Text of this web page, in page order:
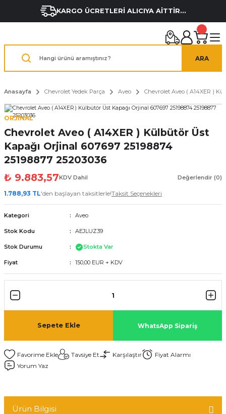
KARGO ÜCRETLERİ ALICIYA AİTTİR...
ARA
Anasayfa Chevrolet Yedek Parça Aveo Chevrolet Aveo ( A14XER )
ORJİNAL
Chevrolet Aveo ( A14XER ) Külbütör Üst
Kapağı Orjinal 607697 25198874
25198877 25203036
₺ 9.883,57KDV Dahil Değerlendir (0)
1.788,93 TL'den başlayan taksitlerle!Taksit Seçenekleri
Kategori Aveo
Stok Kodu AEJLUZ39
Stok Durumu Stokta Var
Fiyat 150,00 EUR + KDV
Sepete Ekle WhatsApp Sipariş
Tavsiye Et Karşılaştır
Fiyat Alarmı
Yorum Yaz
Ürün Bilgisi